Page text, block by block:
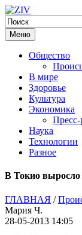
Меню
Общество
В мире
Здоровье
Культура
Экономика
Наука
Технологии
Разное
В Токио выросло
ГЛАВНАЯ /
Мария Ч.
28-05-2013 14:05